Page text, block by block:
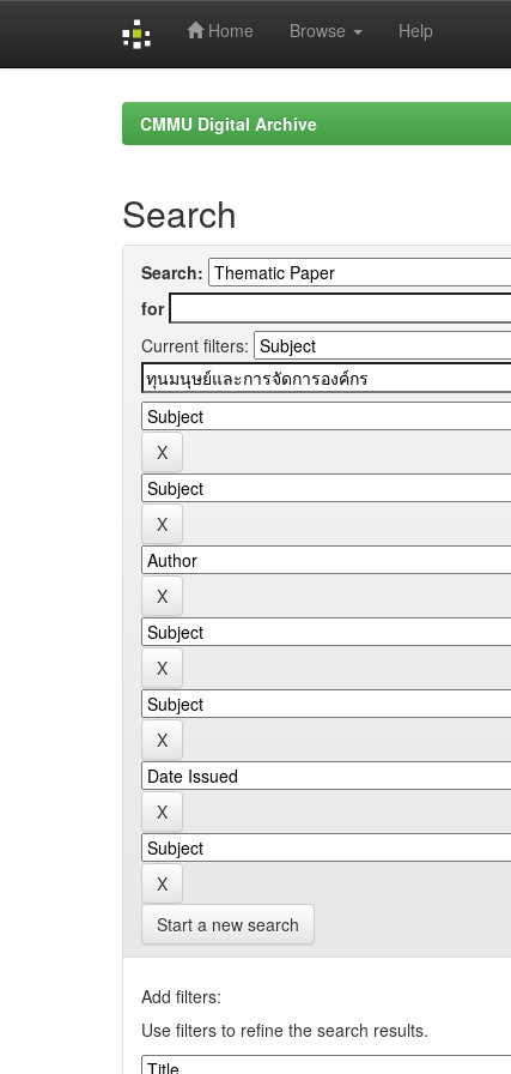
Home Browse Help
CMMU Digital Archive
Search
Search:
for
Current filters:
Start a new search
Add filters:
Use filters to refine the search results.